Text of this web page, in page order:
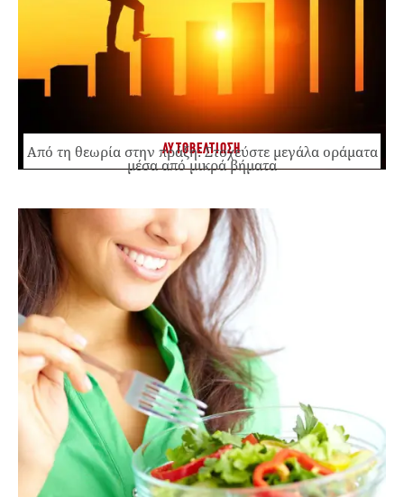
ΑΥΤΟΒΕΛΤΙΩΣΗ
Από τη θεωρία στην πράξη: Στοχεύστε μεγάλα οράματα
μέσα από μικρά βήματα